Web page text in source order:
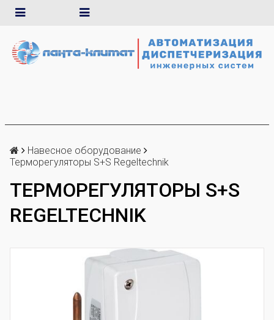
Навесное оборудование
Терморегуляторы S+S Regeltechnik
ТЕРМОРЕГУЛЯТОРЫ S+S
REGELTECHNIK